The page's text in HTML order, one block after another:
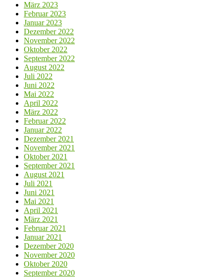
März 2023
Februar 2023
Januar 2023
Dezember 2022
November 2022
Oktober 2022
September 2022
August 2022
Juli 2022
Juni 2022
Mai 2022
April 2022
März 2022
Februar 2022
Januar 2022
Dezember 2021
November 2021
Oktober 2021
September 2021
August 2021
Juli 2021
Juni 2021
Mai 2021
April 2021
März 2021
Februar 2021
Januar 2021
Dezember 2020
November 2020
Oktober 2020
September 2020